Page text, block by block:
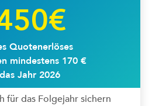
Quotenerlöses
mindestens 170 €
Jahr 2026
für das Folgejahr sichern